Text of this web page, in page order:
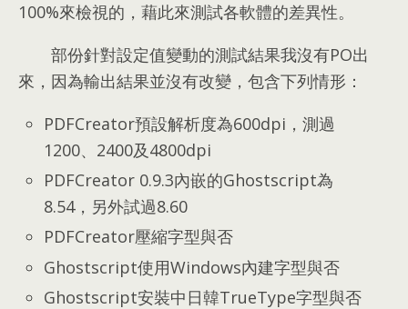
100%來檢視的 ， 藉此來測試各軟體的差異性。
部份針對設定值變動的測試結果我沒有PO出
來 ， 因為輸出結果並沒有改變 ， 包含下列情形 ：
PDFCreator預設解析度為600dpi ，測過
1200、2400及4800dpi
PDFCreator 0.9.3內嵌的Ghostscript為
8.54， 另外試過8.60
PDFCreator壓縮字型與否
Ghostscript使用Windows內建字型與否
Ghostscript安裝中日韓TrueType字型與否